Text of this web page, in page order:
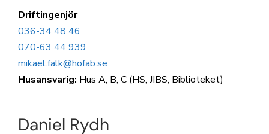
Driftingenjör
036-34 48 46
070-63 44 939
mikael.falk@hofab.se
Husansvarig: Hus A, B, C (HS, JIBS, Biblioteket)
Daniel Rydh